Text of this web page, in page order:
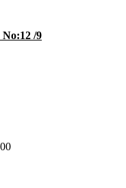
/9